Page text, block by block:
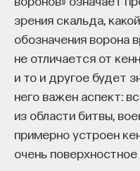
зрения скальда,
обозначения ворона
не отличается от
и то и другое будет
него важен аспект:
из области битвы,
примерно устроен
очень поверхностное